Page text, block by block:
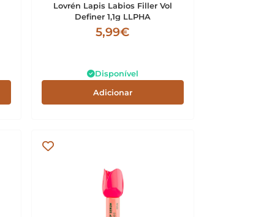
Lovrén Lapis Labios Filler Vol
Definer 1,1g LLPHA
5,99€
Disponível
Adicionar